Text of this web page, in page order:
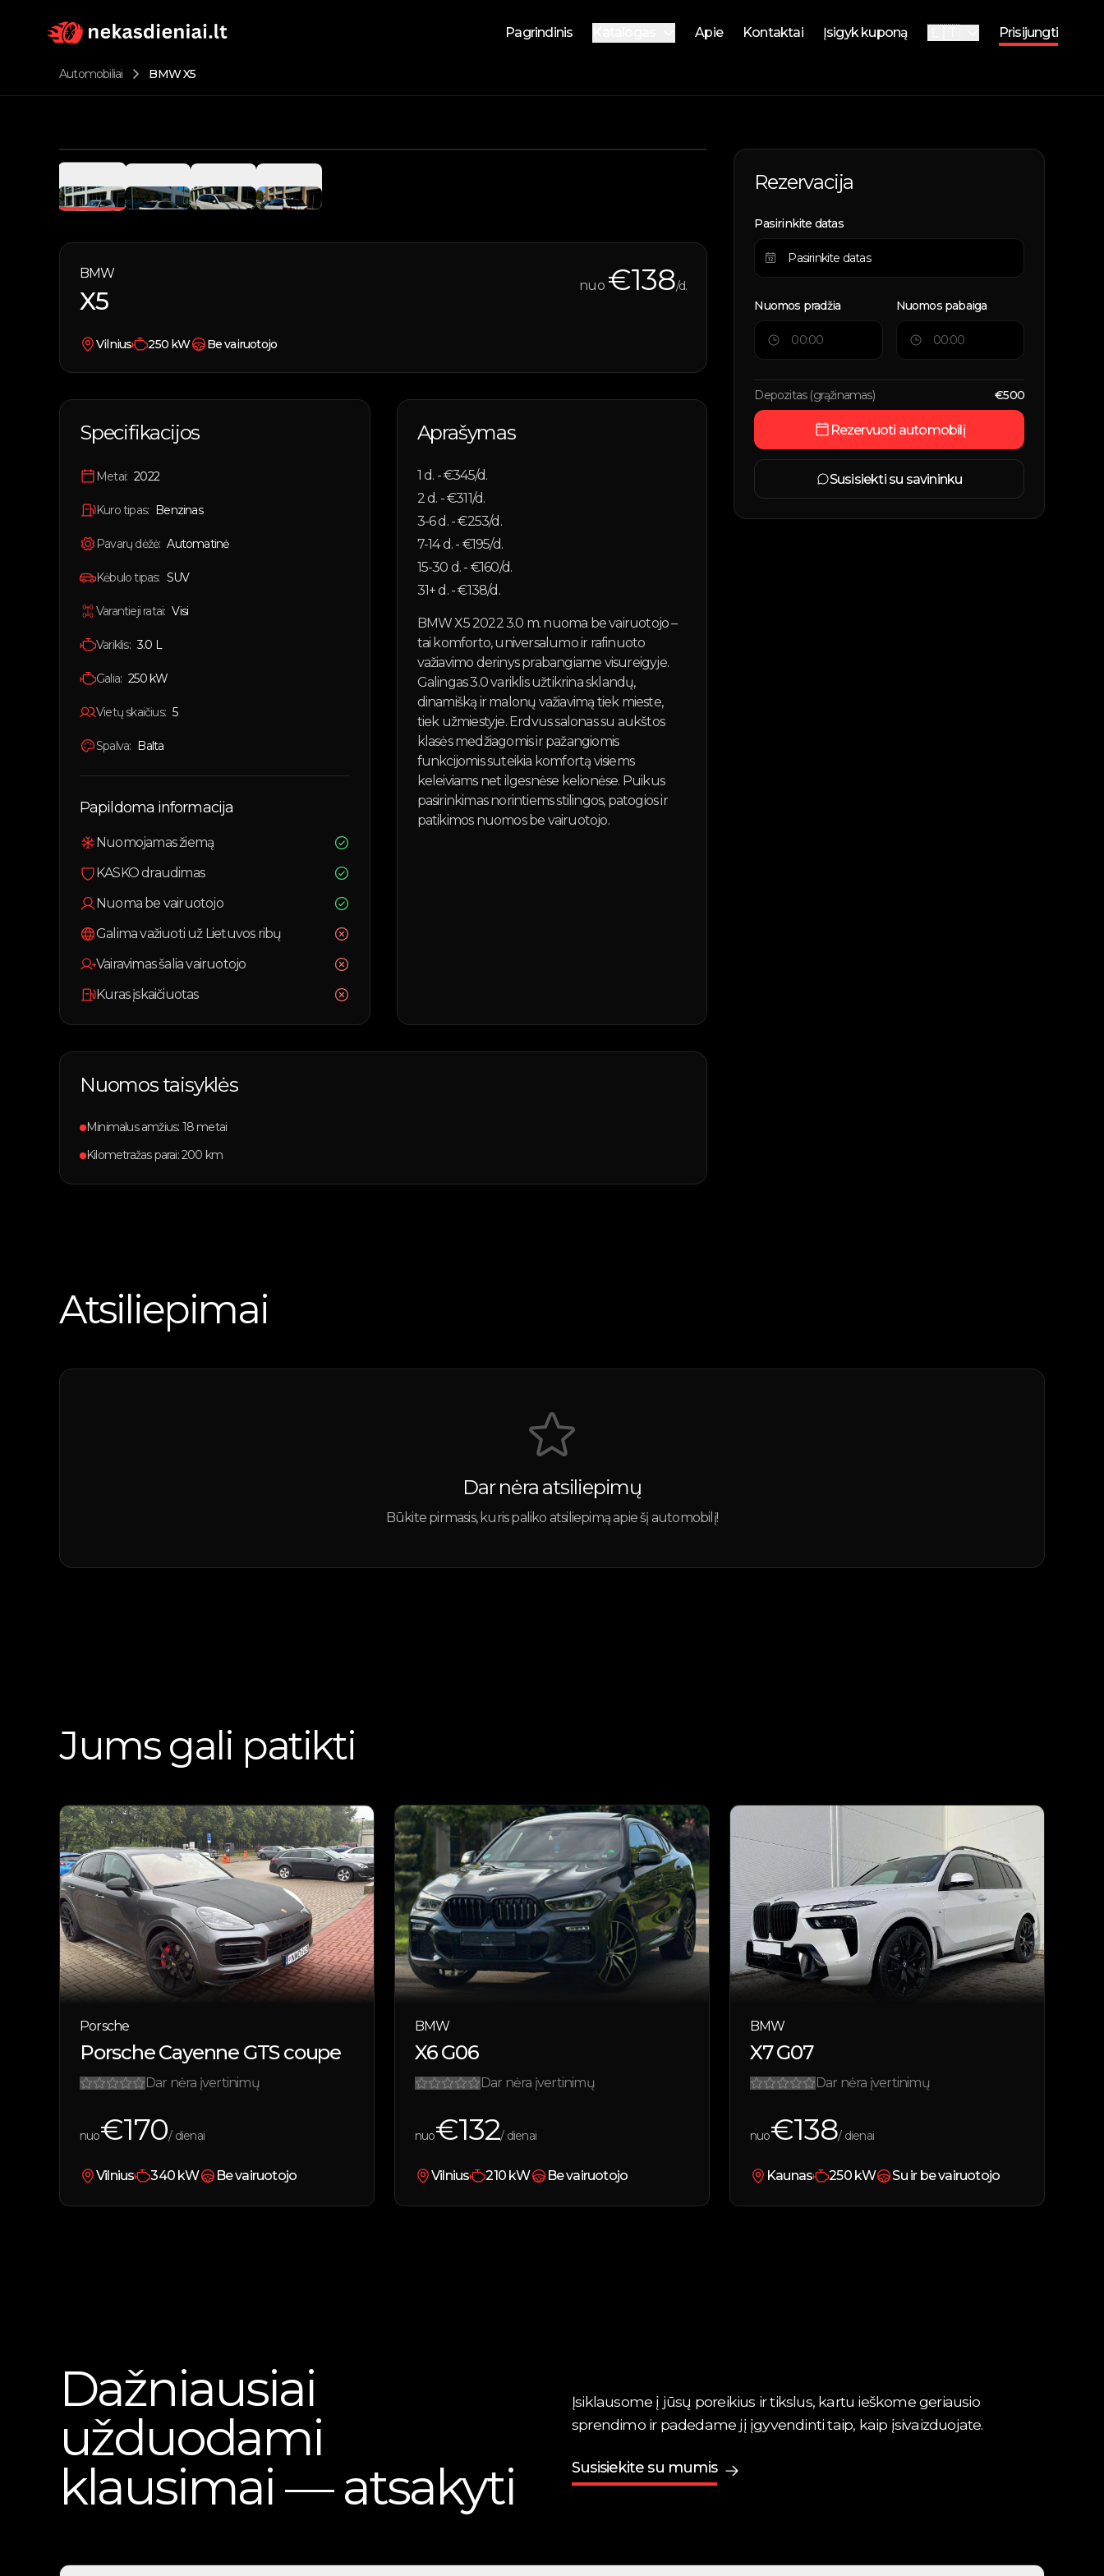
Pagrindinis
Parduodami automobiliai
Apie Kontaktai Įsigyk kuponą Prisijungti
Automobiliai BMW X5
BMW
X5
Vilnius 250 kW Be vairuotojo
nuo €138/d.
Specifikacijos
Metai: 2022
Kuro tipas: Benzinas
Pavarų dėžė: Automatinė
Kėbulo tipas: SUV
Varantieji ratai: Visi
Variklis: 3.0 L
Galia: 250kW
Vietų skaičius: 5
Spalva: Balta
Papildoma informacija
Nuomojamas žiemą
KASKO draudimas
Nuoma be vairuotojo
Galima važiuoti už Lietuvos ribų
Vairavimas šalia vairuotojo
Kuras įskaičiuotas
Aprašymas
1 d. - €345/d.
2d. - €311/d.
3-6d. - €253/d.
7-14d. - €195/d.
15-30 d. - €160/d.
31+d. - €138/d.
BMW X5 2022 3.0 m. nuoma be vairuotojo –
tai komforto, universalumo ir rafinuoto
važiavimo derinys prabangiame visureigyje.
Galingas 3.0 variklis užtikrina sklandų,
dinamišką ir malonų važiavimą tiek mieste,
tiek užmiestyje. Erdvus salonas su aukštos
klasės medžiagomis ir pažangiomis
funkcijomis suteikia komfortą visiems
keleiviams net ilgesnėse kelionėse. Puikus
pasirinkimas norintiems stilingos, patogios ir
patikimos nuomos be vairuotojo.
Nuomos taisyklės
Minimalus amžius: 18 metai
Kilometražas parai: 200 km
Rezervacija
Pasirinkite datas
Nuomos pradžia Nuomos pabaiga
Depozitas (grąžinamas) €500
Rezervuoti automobilį
Susisiekti su savininku
Atsiliepimai
Dar nėra atsiliepimų
Būkite pirmasis, kuris paliko atsiliepimą apie šį automobilį!
Jums gali patikti
Porsche
Porsche Cayenne GTS coupe
Dar nėra įvertinimų
nuo€170/ dienai
Vilnius 340 kW Be vairuotojo
BMW
X6 G06
Dar nėra įvertinimų
nuo€132/ dienai
Vilnius 210 kW Be vairuotojo
BMW
X7 G07
Dar nėra įvertinimų
nuo€138/ dienai
Kaunas 250 kW Su ir be vairuotojo
Dažniausiai
užduodami
klausimai — atsakyti
Įsiklausome į jūsų poreikius ir tikslus, kartu ieškome geriausio
sprendimo ir padedame jį įgyvendinti taip, kaip įsivaizduojate.
Susisiekite su mumis